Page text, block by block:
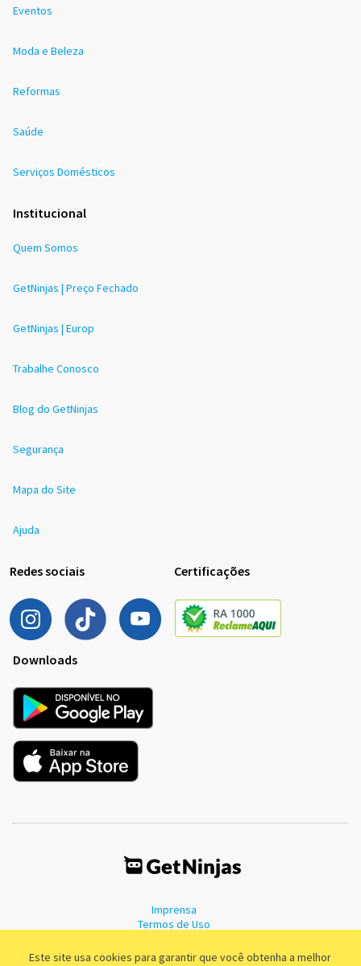
Este site usa cookies para garantir que você obtenha a melhor
Eventos
Moda e Beleza
Reformas
Saúde
Serviços Domésticos
Institucional
Quem Somos
GetNinjas | Preço Fechado
GetNinjas | Europ
Trabalhe Conosco
Blog do GetNinjas
Segurança
Mapa do Site
Ajuda
Redes sociais Certificações
Downloads
Imprensa
Termos de Uso